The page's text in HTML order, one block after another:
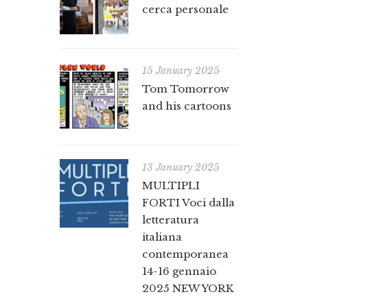
cerca personale
15 January 2025
Tom Tomorrow
and his cartoons
13 January 2025
MULTIPLI
FORTI Voci dalla
letteratura
italiana
contemporanea
14-16 gennaio
2025 NEW YORK